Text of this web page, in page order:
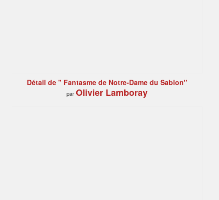
Détail de " Fantasme de Notre-Dame du Sablon"
parOlivier Lamboray